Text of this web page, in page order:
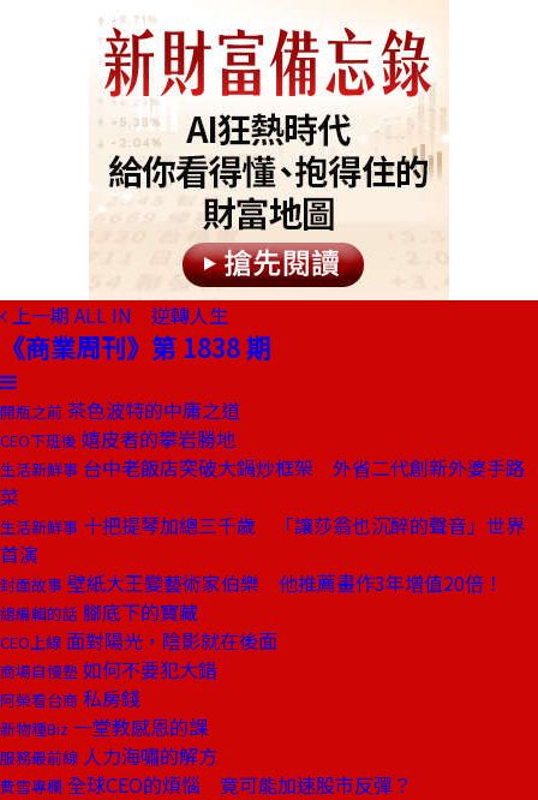
上一期 ALL IN 逆轉人生
《商業周刊》第 1838 期
開瓶之前 茶色波特的中庸之道
CEO下班後 嬉皮者的攀岩勝地
生活新鮮事 台中老飯店突破大鍋炒框架 外省二代創新外婆手路
菜
生活新鮮事 十把提琴加總三千歲 「讓莎翁也沉醉的聲音」世界
首演
封面故事 壁紙大王變藝術家伯樂 他推薦畫作3年增值20倍！
總編輯的話 腳底下的寶藏
CEO上線 面對陽光，陰影就在後面
商場自慢塾 如何不要犯大錯
阿榮看台商 私房錢
新物種Biz 一堂教感恩的課
服務最前線 人力海嘯的解方
費雪專欄 全球CEO的煩惱 竟可能加速股市反彈？